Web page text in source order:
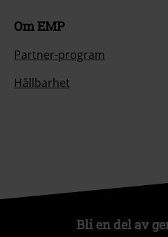
Om EMP
Partner-program
Hållbarhet
Bli en del av